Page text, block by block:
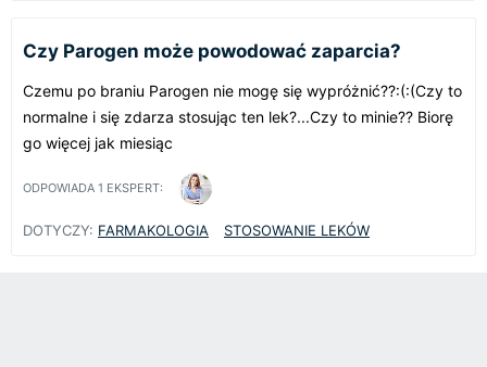
Czy Parogen może powodować zaparcia?
Czemu po braniu Parogen nie mogę się wypróżnić??:(:(Czy to
normalne i się zdarza stosując ten lek?...Czy to minie?? Biorę
go więcej jak miesiąc
ODPOWIADA 1 EKSPERT:
DOTYCZY: FARMAKOLOGIA STOSOWANIE LEKÓW